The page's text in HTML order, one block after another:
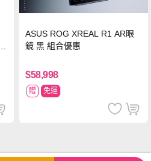
ASUS ROG XREAL R1 AR眼
鏡 黑 組合優惠
$58,998
贈 免運